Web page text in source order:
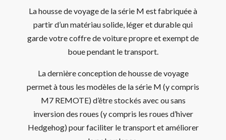
La housse de voyage de la série M est fabriquée à
partir d’un matériau solide, léger et durable qui
garde votre coffre de voiture propre et exempt de
boue pendant le transport.
La dernière conception de housse de voyage
permet à tous les modèles de la série M (y compris
M7 REMOTE) d’être stockés avec ou sans
inversion des roues (y compris les roues d’hiver
Hedgehog) pour faciliter le transport et améliorer